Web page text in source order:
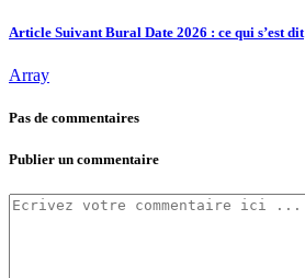
Article Suivant Bural Date 2026 : ce qui s’est dit
Array
Pas de commentaires
Publier un commentaire